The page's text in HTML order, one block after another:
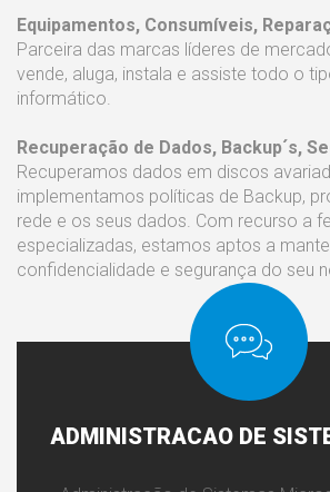
Equipamentos, Consumíveis,
Parceira das marcas líderes de
vende, aluga, instala e assiste todo o
informático.
Recuperação de Dados, Backup´s,
Recuperamos dados em discos
implementamos políticas de Backup,
rede e os seus dados. Com recurso a
especializadas, estamos aptos a
confidencialidade e segurança do seu
ADMINISTRACAO DE